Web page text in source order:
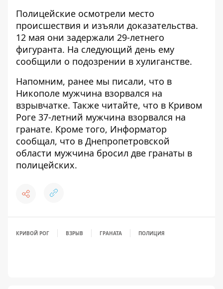
Полицейские осмотрели место
происшествия и изъяли доказательства.
12 мая они задержали 29-летнего
фигуранта. На следующий день ему
сообщили о подозрении в хулиганстве.
Напомним, ранее мы писали, что в
Никополе мужчина взорвался на
взрывчатке. Также читайте, что в Кривом
Роге 37-летний мужчина взорвался на
гранате. Кроме того, Информатор
сообщал, что в Днепропетровской
области мужчина бросил две гранаты в
полицейских.
КРИВОЙ РОГ ВЗРЫВ ГРАНАТА ПОЛИЦИЯ